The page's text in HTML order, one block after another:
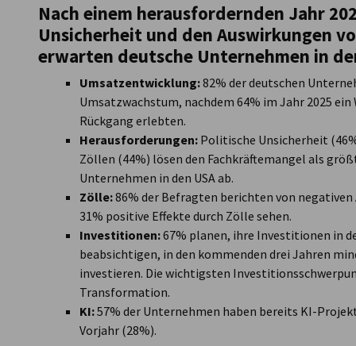
USA - San Francisco
Nach einem herausfordernden Jahr
Unsicherheit und den Auswirkungen
erwarten deutsche Unternehmen in
Umsatzentwicklung:82% der deutschen
Umsatzwachstum, nachdem 64% im Jahr 2025
Rückgang erlebten.
Herausforderungen: Politische Unsicherheit
Zöllen (44%) lösen den Fachkräftemangel als
Unternehmen in den USA ab.
Zölle:86% der Befragten berichten von
31% positive Effekte durch Zölle sehen.
Investitionen:67% planen, ihre Investitionen in
beabsichtigen, in den kommenden drei Jahren
investieren. Die wichtigsten
Transformation.
KI:57% der Unternehmen haben bereits KI-
Vorjahr (28%).